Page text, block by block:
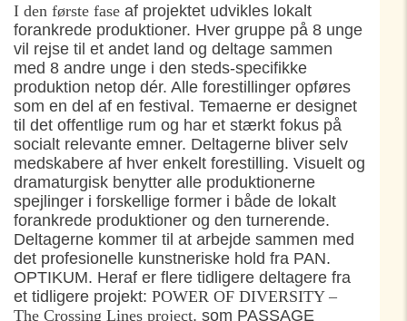
I den første fase af projektet udvikles lokalt
forankrede produktioner. Hver gruppe på 8 unge
vil rejse til et andet land og deltage sammen
med 8 andre unge i den steds-specifikke
produktion netop dér. Alle forestillinger opføres
som en del af en festival. Temaerne er designet
til det offentlige rum og har et stærkt fokus på
socialt relevante emner. Deltagerne bliver selv
medskabere af hver enkelt forestilling. Visuelt og
dramaturgisk benytter alle produktionerne
spejlinger i forskellige former i både de lokalt
forankrede produktioner og den turnerende.
Deltagerne kommer til at arbejde sammen med
det profesionelle kunstneriske hold fra PAN.
OPTIKUM. Heraf er flere tidligere deltagere fra
et tidligere projekt: POWER OF DIVERSITY –
The Crossing Lines project, som PASSAGE